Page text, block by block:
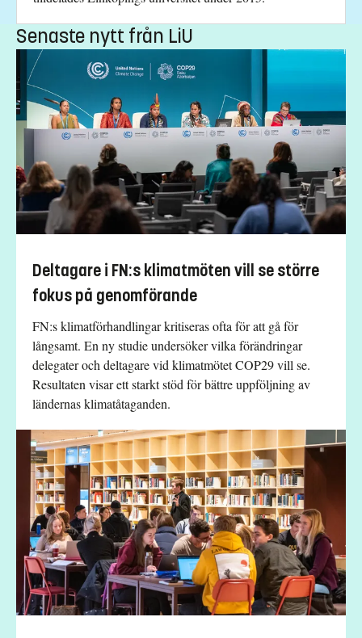
Senaste nytt från LiU
Deltagare i FN:s klimatmöten vill se större
fokus på genomförande
FN:s klimatförhandlingar kritiseras ofta för att gå för
långsamt. En ny studie undersöker vilka förändringar
delegater och deltagare vid klimatmötet COP29 vill se.
Resultaten visar ett starkt stöd för bättre uppföljning av
ländernas klimatåtaganden.